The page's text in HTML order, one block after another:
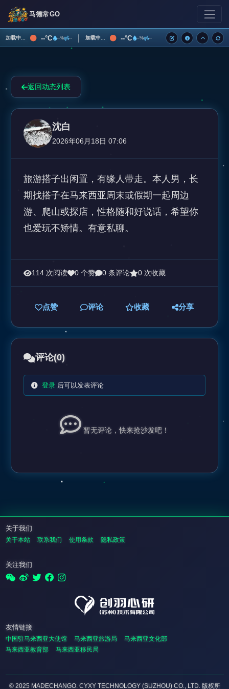
马德常GO
加载中... --°C --% -- | 加载中... --°C --% --
返回动态列表
沈白
2026年06月18日 07:06
旅游搭子出闲置，有缘人带走。本人男，长
期找搭子在马来西亚周末或假期一起周边
游、爬山或探店，性格随和好说话，希望你
也爱玩不矫情。有意私聊。
114 次阅读 0 个赞 0 条评论 0 次收藏
点赞 评论 收藏 分享
评论(0)
登录后可以发表评论
暂无评论，快来抢沙发吧！
关于我们
关于本站 联系我们 使用条款 隐私政策
关注我们
友情链接
中国驻马来西亚大使馆 马来西亚旅游局
马来西亚文化部
马来西亚教育部
马来西亚移民局
© 2025 MADECHANGO. CYXY TECHNOLOGY (SUZHOU) CO., LTD. 版权所